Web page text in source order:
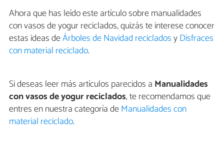
Ahora que has leído este artículo sobre manualidades
con vasos de yogur reciclados, quizás te interese conocer
estas ideas deÁrboles de Navidad recicladosyDisfraces
con material reciclado.
Si deseas leer más artículos parecidos a Manualidades
con vasos de yogur reciclados, te recomendamos que
entres en nuestra categoría deManualidades con
material reciclado.